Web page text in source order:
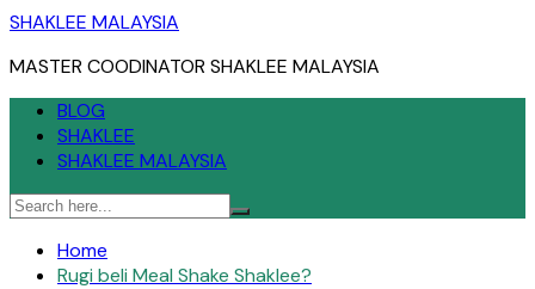
Skip
content
SHAKLEE MALAYSIA
MASTER COODINATOR SHAKLEE MALAYSIA
BLOG
SHAKLEE
SHAKLEE MALAYSIA
Home
Rugi beli Meal Shake Shaklee?